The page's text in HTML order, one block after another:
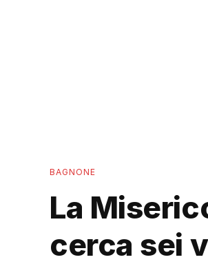
BAGNONE
La
cerca sei